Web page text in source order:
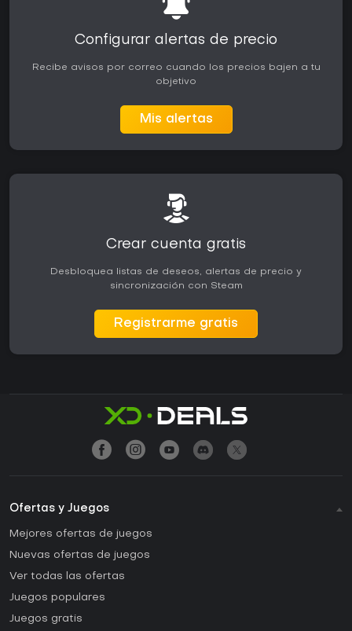
Configurar alertas de precio
Recibe avisos por correo cuando los precios bajen a tu
objetivo
Mis alertas
Crear cuenta gratis
Desbloquea listas de deseos, alertas de precio y
sincronización con Steam
Registrarme gratis
Ofertas y Juegos
Mejores ofertas de juegos
Nuevas ofertas de juegos
Ver todas las ofertas
Juegos populares
Juegos gratis